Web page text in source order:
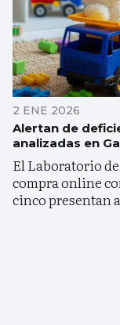
2 ENE 2026
Alertan de
analizadas en
El Laboratorio
compra online
cinco presentan